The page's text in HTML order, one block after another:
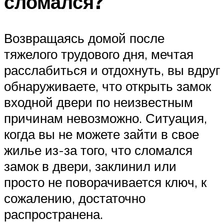
Возвращаясь домой после
тяжелого трудового дня, мечтая
расслабиться и отдохнуть, вы вдруг
обнаруживаете, что открыть замок
входной двери по неизвестным
причинам невозможно. Ситуация,
когда вы не можете зайти в свое
жилье из-за того, что сломался
замок в двери, заклинил или
просто не поворачивается ключ, к
сожалению, достаточно
распространена.